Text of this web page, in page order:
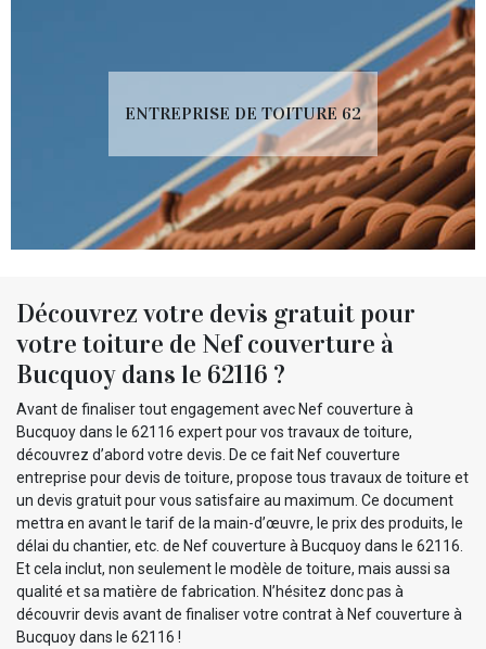
ENTREPRISE DE TOITURE 62
Découvrez votre devis gratuit pour
votre toiture de Nef couverture à
Bucquoy dans le 62116 ?
Avant de finaliser tout engagement avec Nef couverture à
Bucquoy dans le 62116 expert pour vos travaux de toiture,
découvrez d’abord votre devis. De ce fait Nef couverture
entreprise pour devis de toiture, propose tous travaux de toiture et
un devis gratuit pour vous satisfaire au maximum. Ce document
mettra en avant le tarif de la main-d’œuvre, le prix des produits, le
délai du chantier, etc. de Nef couverture à Bucquoy dans le 62116.
Et cela inclut, non seulement le modèle de toiture, mais aussi sa
qualité et sa matière de fabrication. N’hésitez donc pas à
découvrir devis avant de finaliser votre contrat à Nef couverture à
Bucquoy dans le 62116 !